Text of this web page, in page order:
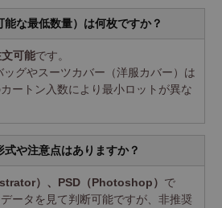
な最低数量）は何枚ですか？
可能です。
グやスーツカバー（洋服カバー）は
ートン入数により最小ロットが異な
式や注意点はありますか？
）、PSD（Photoshop） で
ータを見て判断可能ですが、非推奨